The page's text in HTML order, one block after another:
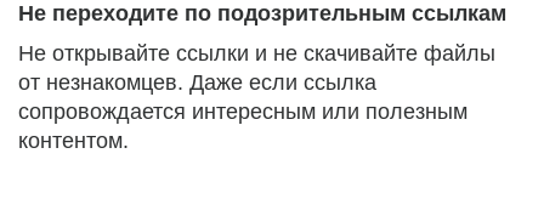
Не переходите по подозрительным ссылкам
Не открывайте ссылки и не скачивайте файлы
от незнакомцев. Даже если ссылка
сопровождается интересным или полезным
контентом.